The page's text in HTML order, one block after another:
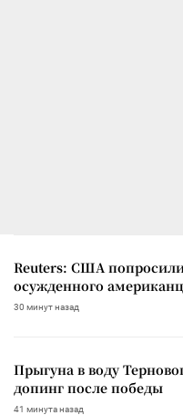
Reuters: США
осужденного
30 минут назад
Прыгуна в воду
допинг после победы
41 минута назад